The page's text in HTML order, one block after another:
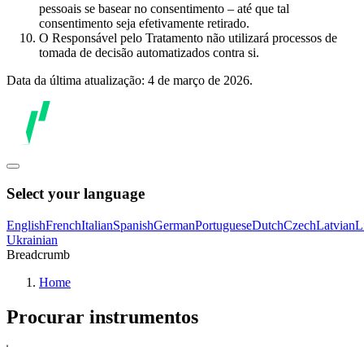
pessoais se basear no consentimento – até que tal
consentimento seja efetivamente retirado.
O Responsável pelo Tratamento não utilizará processos de
tomada de decisão automatizados contra si.
Data da última atualização: 4 de março de 2026.
Select your language
EnglishFrenchItalianSpanishGermanPortugueseDutchCzechLatvian
Ukrainian
Breadcrumb
Home
Procurar instrumentos